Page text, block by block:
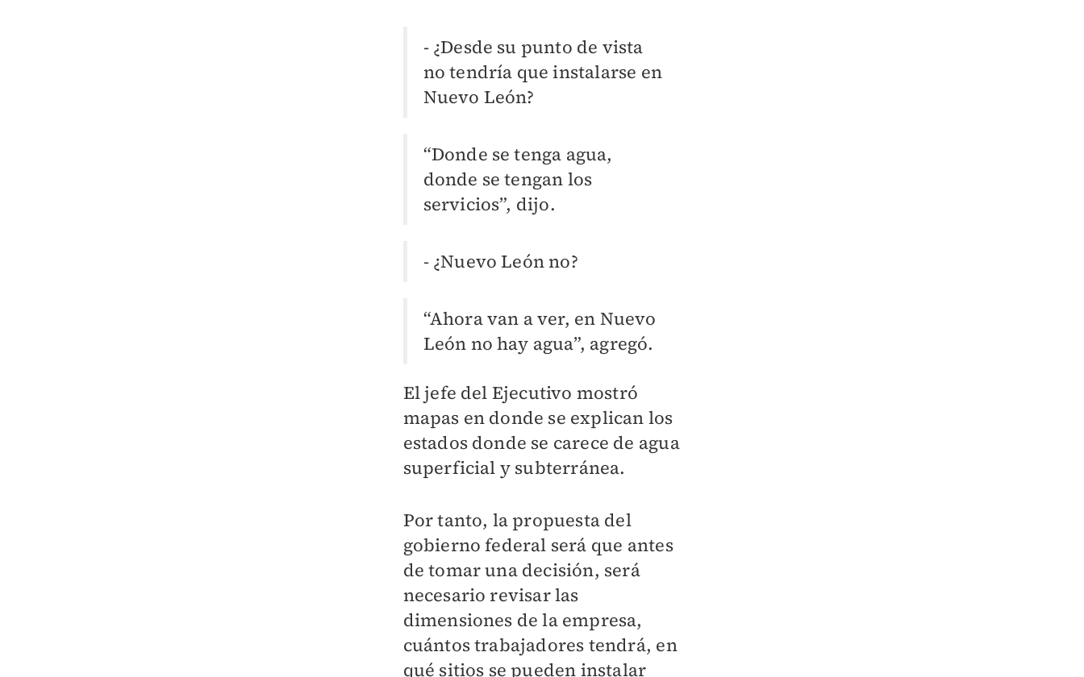
- ¿Desde su punto de vista
no tendría que instalarse en
Nuevo León?
“Donde se tenga agua,
donde se tengan los
servicios”, dijo.
- ¿Nuevo León no?
“Ahora van a ver, en Nuevo
León no hay agua”, agregó.
El jefe del Ejecutivo mostró
mapas en donde se explican los
estados donde se carece de agua
superficial y subterránea.
Por tanto, la propuesta del
gobierno federal será que antes
de tomar una decisión, será
necesario revisar las
dimensiones de la empresa,
cuántos trabajadores tendrá, en
qué sitios se pueden instalar